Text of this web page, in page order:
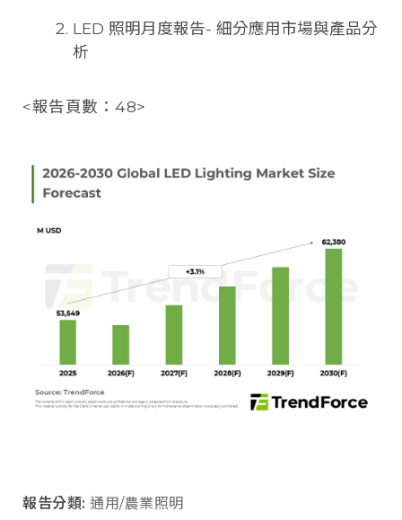
LED 照明月度報告- 細分應用市場與產品分
析
<報告頁數：48>
報告分類: 通用/農業照明